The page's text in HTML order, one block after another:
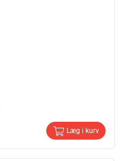
Læg i kurv